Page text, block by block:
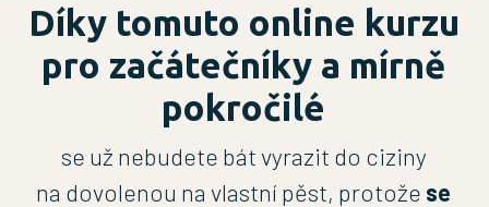
Díky tomuto online kurzu
pro začátečníky a mírně
pokročilé
se už nebudete bát vyrazit do ciziny
na dovolenou na vlastní pěst, protože se